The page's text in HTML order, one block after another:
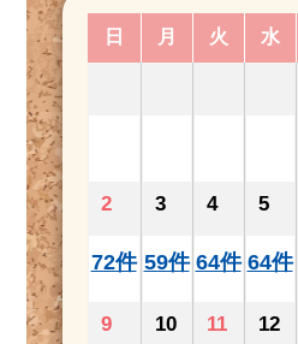
日 月 火 水
2
72件
3
59件
4
64件
5
64件
9 10 11 12